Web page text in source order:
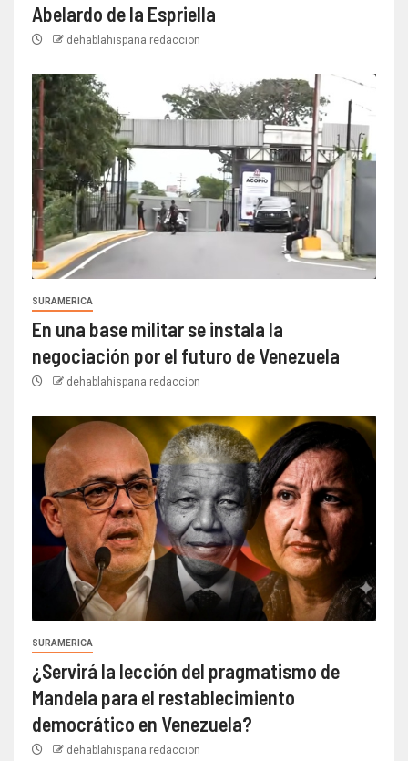
Abelardo de la Espriella
dehablahispana redaccion
SURAMERICA
En una base militar se instala la
negociación por el futuro de Venezuela
dehablahispana redaccion
SURAMERICA
¿Servirá la lección del pragmatismo de
Mandela para el restablecimiento
democrático en Venezuela?
dehablahispana redaccion